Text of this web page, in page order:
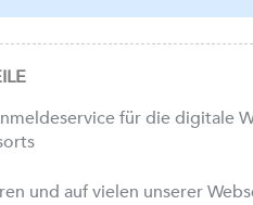
für die digitale
und auf vielen unserer